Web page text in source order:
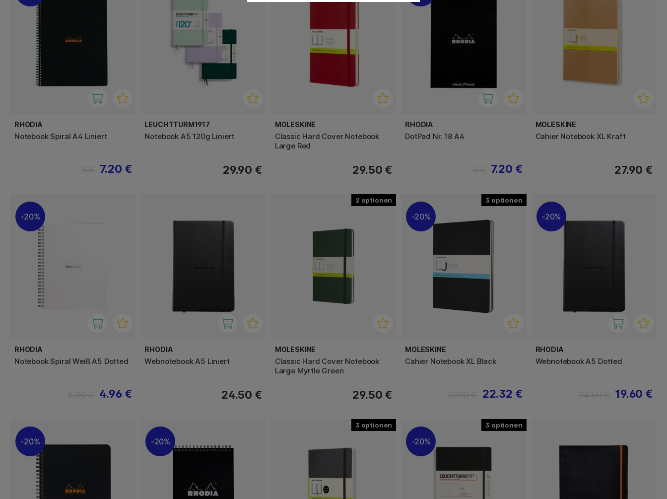
RHODIA
Notebook Spiral A4 Liniert
7.20 €
LEUCHTTURM1917
Notebook A5 120g Liniert
29.90 €
MOLESKINE
Classic Hard Cover Notebook
Large Red
29.50 €
RHODIA
DotPad Nr. 18 A4
7.20 €
MOLESKINE
Cahier Notebook XL Kraft
27.90 €
20%
RHODIA
Notebook Spiral Weiß A5 Dotted
4.96 €
RHODIA
Webnotebook A5 Liniert
24.50 €
2
MOLESKINE
Classic Hard Cover Notebook
Large Myrtle Green
29.50 €
3
20%
MOLESKINE
Cahier Notebook XL Black
22.32 €
20%
RHODIA
Webnotebook A5 Dotted
19.60 €
20% 20%
3 3
20%